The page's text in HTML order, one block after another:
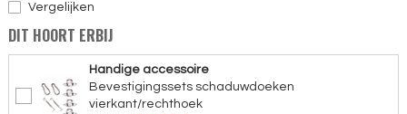
Vergelijken
DIT HOORT ERBIJ
Handige accessoire
Bevestigingssets schaduwdoeken
vierkant/rechthoek